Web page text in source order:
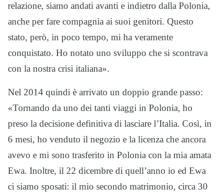
relazione, siamo andati avanti e indietro dalla Polonia,
anche per fare compagnia ai suoi genitori. Questo
stato, però, in poco tempo, mi ha veramente
conquistato. Ho notato uno sviluppo che si scontrava
con la nostra crisi italiana».
Nel 2014 quindi è arrivato un doppio grande passo:
«Tornando da uno dei tanti viaggi in Polonia, ho
preso la decisione definitiva di lasciare l’Italia. Così, in
6 mesi, ho venduto il negozio e la licenza che ancora
avevo e mi sono trasferito in Polonia con la mia amata
Ewa. Inoltre, il 22 dicembre di quell’anno io ed Ewa
ci siamo sposati: il mio secondo matrimonio, circa 30